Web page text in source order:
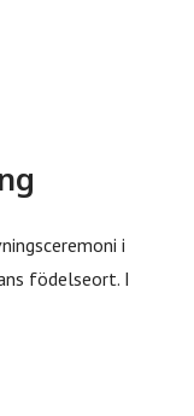
i
födelseort. I